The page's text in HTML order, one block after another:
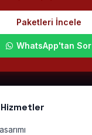
Paketleri İncele
WhatsApp'tan Sor
Hizmetler